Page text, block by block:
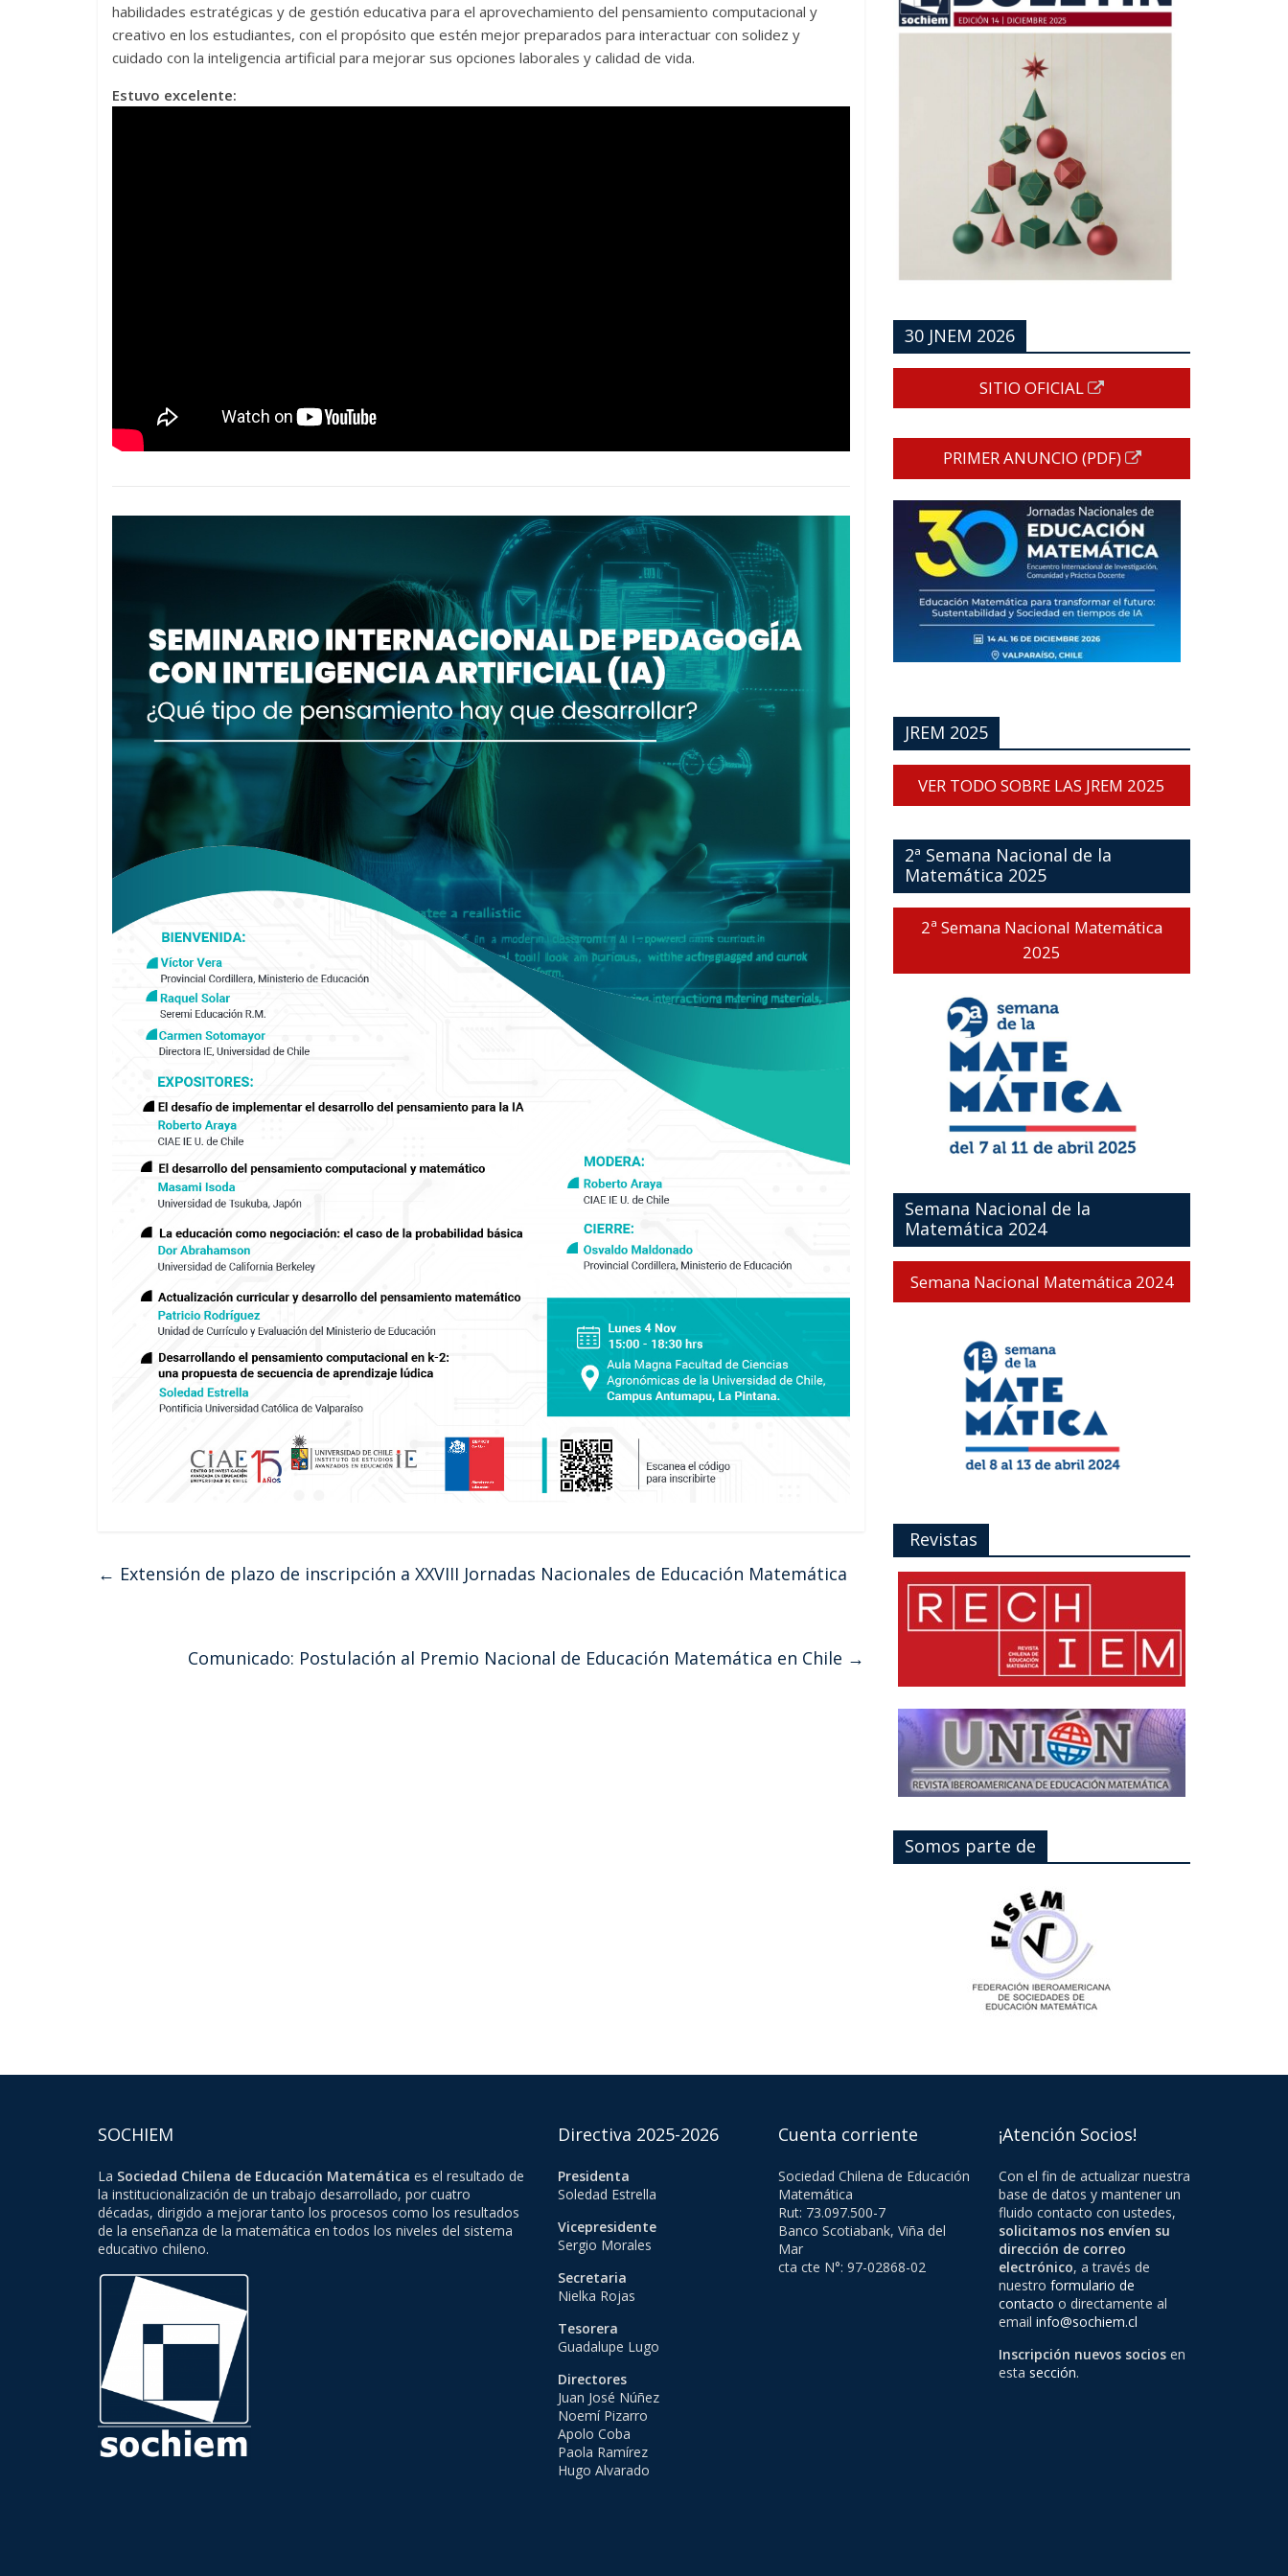
habilidades estratégicas y de gestión educativa para el aprovechamiento del pensamiento computacional y
creativo en los estudiantes, con el propósito que estén mejor preparados para interactuar con solidez y
cuidado con la inteligencia artificial para mejorar sus opciones laborales y calidad de vida.
Estuvo excelente:
← Extensión de plazo de inscripción a XXVIII Jornadas Nacionales de Educación Matemática
Comunicado: Postulación al Premio Nacional de Educación Matemática en Chile →
30 JNEM 2026
SITIO OFICIAL
PRIMER ANUNCIO (PDF)
JREM 2025
VER TODO SOBRE LAS JREM 2025
2ª Semana Nacional de la
Matemática 2025
2ª Semana Nacional Matemática
2025
Semana Nacional de la
Matemática 2024
Semana Nacional Matemática 2024
Revistas
Somos parte de
SOCHIEM
La Sociedad Chilena de Educación Matemática es el resultado de
la institucionalización de un trabajo desarrollado, por cuatro
décadas, dirigido a mejorar tanto los procesos como los resultados
de la enseñanza de la matemática en todos los niveles del sistema
educativo chileno.
Directiva 2025-2026
Presidenta
Soledad Estrella
Vicepresidente
Sergio Morales
Secretaria
Nielka Rojas
Tesorera
Guadalupe Lugo
Directores
Juan José Núñez
Noemí Pizarro
Apolo Coba
Paola Ramírez
Hugo Alvarado
Cuenta corriente
Sociedad Chilena de Educación
Matemática
Rut: 73.097.500-7
Banco Scotiabank, Viña del
Mar
cta cte N°: 97-02868-02
¡Atención Socios!
Con el fin de actualizar nuestra
base de datos y mantener un
fluido contacto con ustedes,
solicitamos nos envíen su
dirección de correo
electrónico, a través de
nuestro formulario de
contacto o directamente al
email info@sochiem.cl
Inscripción nuevos socios en
esta sección.